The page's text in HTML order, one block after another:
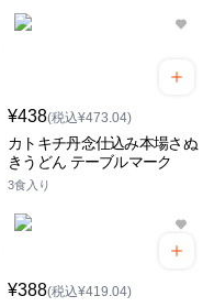
¥438(税込¥473.04)
カトキチ丹念仕込み本場さぬ
きうどん テーブルマーク
3食入り
¥388(税込¥419.04)